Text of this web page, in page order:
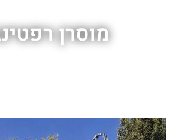
מוסרן